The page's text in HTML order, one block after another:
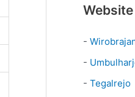
-
-
- Tegalrejo